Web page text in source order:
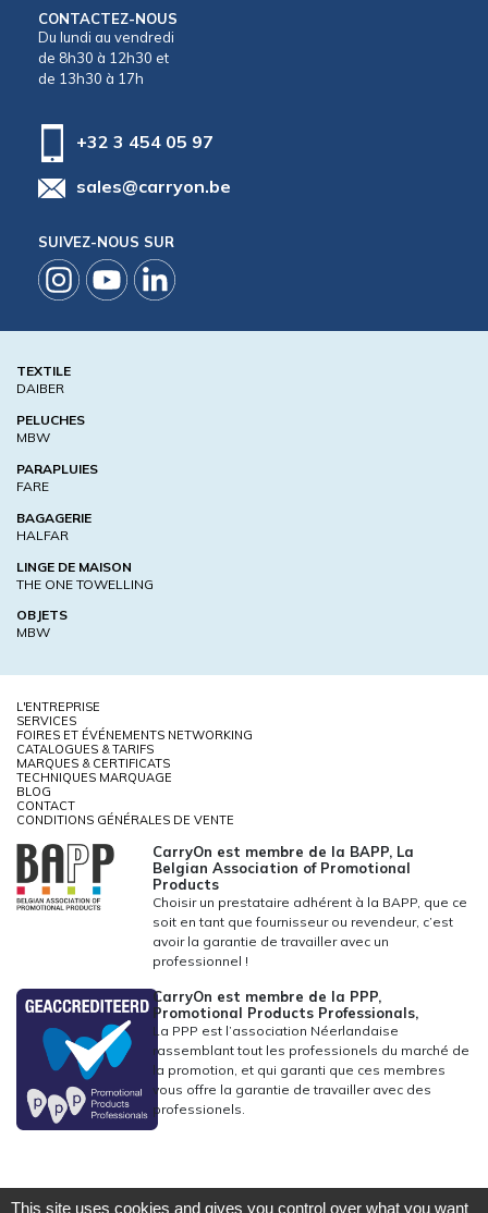
CONTACTEZ-NOUS
Du lundi au vendredi
de 8h30 à 12h30 et
de 13h30 à 17h
+32 3 454 05 97
sales@carryon.be
SUIVEZ-NOUS SUR
TEXTILE
DAIBER
PELUCHES
MBW
PARAPLUIES
FARE
BAGAGERIE
HALFAR
LINGE DE MAISON
THE ONE TOWELLING
OBJETS
MBW
L'ENTREPRISE
SERVICES
FOIRES ET ÉVÉNEMENTS NETWORKING
CATALOGUES & TARIFS
MARQUES & CERTIFICATS
TECHNIQUES MARQUAGE
BLOG
CONTACT
CONDITIONS GÉNÉRALES DE VENTE
CarryOn est membre de la BAPP, La
Belgian Association of Promotional
Products
Choisir un prestataire adhérent à la BAPP, que ce
soit en tant que fournisseur ou revendeur, c’est
avoir la garantie de travailler avec un
professionnel !
CarryOn est membre de la PPP,
Promotional Products Professionals,
La PPP est l’association Néerlandaise
rassemblant tout les professionels du marché de
la promotion, et qui garanti que ces membres
vous offre la garantie de travailler avec des
professionels.
This site uses cookies and gives you control over what you want